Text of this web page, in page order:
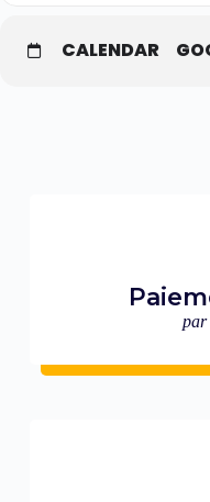
CALENDAR
par